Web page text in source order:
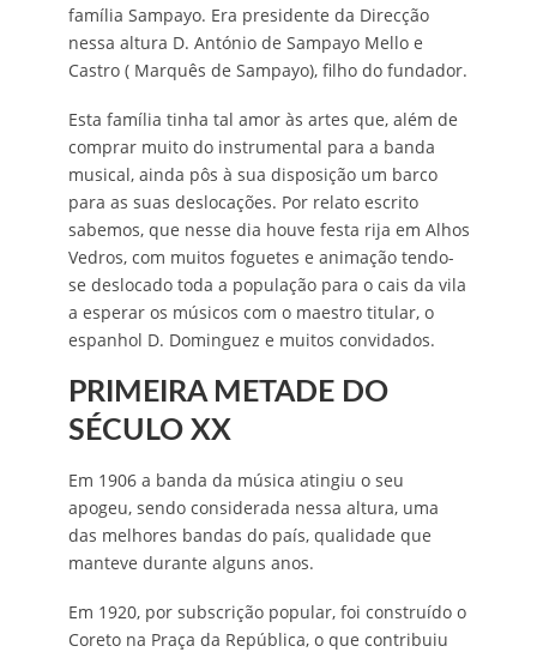
família Sampayo. Era presidente da Direcção
nessa altura D. António de Sampayo Mello e
Castro ( Marquês de Sampayo), filho do fundador.
Esta família tinha tal amor às artes que, além de
comprar muito do instrumental para a banda
musical, ainda pôs à sua disposição um barco
para as suas deslocações. Por relato escrito
sabemos, que nesse dia houve festa rija em Alhos
Vedros, com muitos foguetes e animação tendo-
se deslocado toda a população para o cais da vila
a esperar os músicos com o maestro titular, o
espanhol D. Dominguez e muitos convidados.
PRIMEIRA METADE DO
SÉCULO XX
Em 1906 a banda da música atingiu o seu
apogeu, sendo considerada nessa altura, uma
das melhores bandas do país, qualidade que
manteve durante alguns anos.
Em 1920, por subscrição popular, foi construído o
Coreto na Praça da República, o que contribuiu